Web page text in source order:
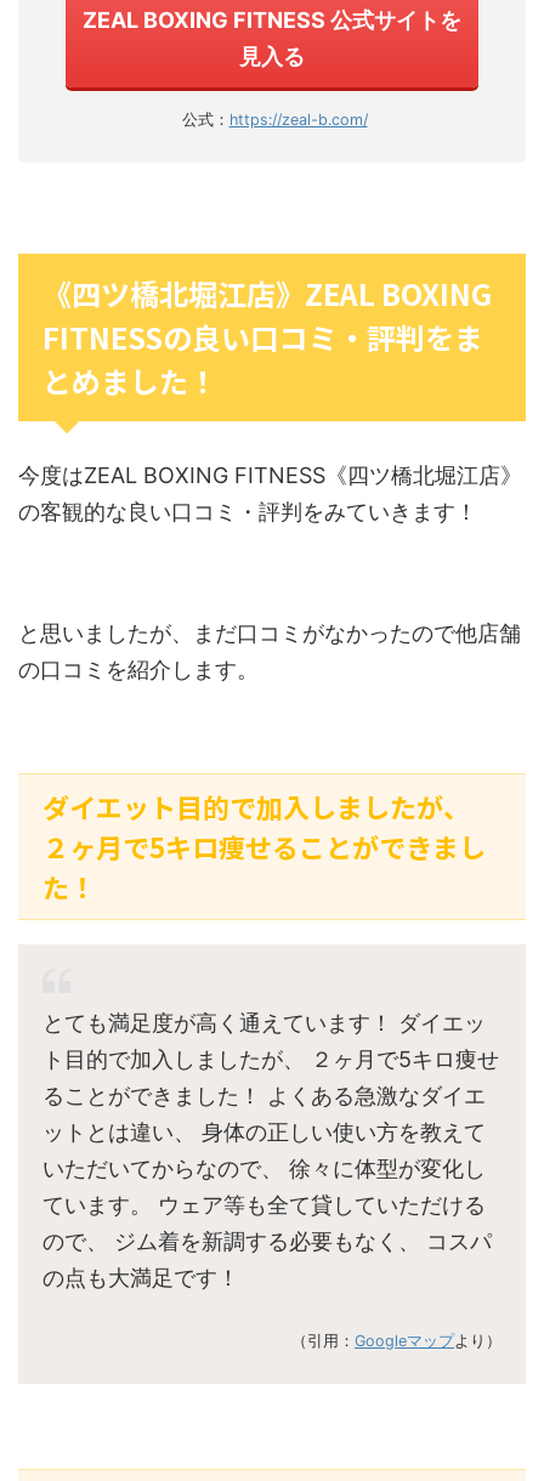
ZEAL BOXING FITNESS 公式サイトを
見入る
公式： https://zeal-b.com/
《四ツ橋北堀江店》ZEAL BOXING
FITNESSの良い口コミ・評判をま
とめました！
今度はZEAL BOXING FITNESS《四ツ橋北堀江店》
の客観的な良い口コミ・評判をみていきます！
と思いましたが、まだ口コミがなかったので他店舗
の口コミを紹介します。
ダイエット目的で加入しましたが、
２ヶ月で5キロ痩せることができまし
た！
とても満足度が高く通えています！ ダイエッ
ト目的で加入しましたが、 ２ヶ月で5キロ痩せ
ることができました！ よくある急激なダイエ
ットとは違い、 身体の正しい使い方を教えて
いただいてからなので、 徐々に体型が変化し
ています。 ウェア等も全て貸していただける
ので、 ジム着を新調する必要もなく、 コスパ
の点も大満足です！
（引用： Googleマップより）